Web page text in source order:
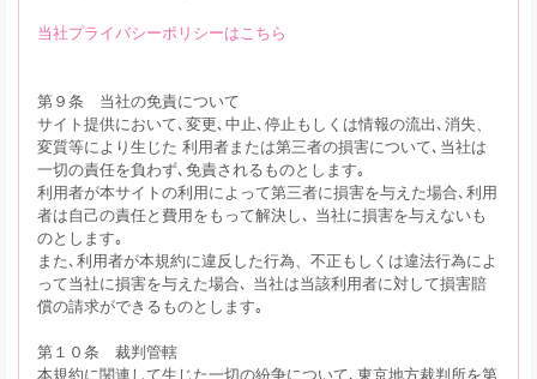
当社プライバシーポリシーはこちら
第９条 当社の免責について
サイト提供において､変更､中止､停止もしくは情報の流出､消失、
変質等により生じた 利用者または第三者の損害について､当社は
一切の責任を負わず､免責されるものとします｡
利用者が本サイトの利用によって第三者に損害を与えた場合､利用
者は自己の責任と費用をもって解決し､ 当社に損害を与えないも
のとします｡
また､利用者が本規約に違反した行為、不正もしくは違法行為によ
って当社に損害を与えた場合､ 当社は当該利用者に対して損害賠
償の請求ができるものとします｡
第１０条 裁判管轄
本規約に関連して生じた一切の紛争について､東京地方裁判所を第